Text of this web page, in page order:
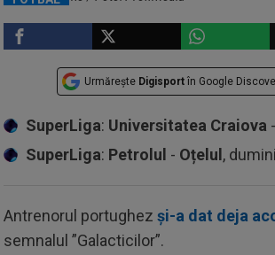
Urmărește Digisport în Google
SuperLiga: Universitatea Craiova
SuperLiga: Petrolul - Oțelul ,
Antrenorul portughez și-a dat deja
semnalul ”Galacticilor”.